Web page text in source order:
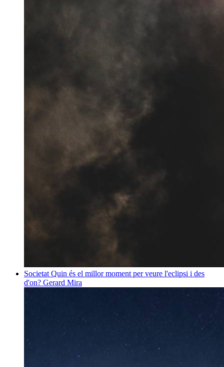
Societat Quin és el millor moment per veure l'eclipsi i des
d'on? Gerard Mira